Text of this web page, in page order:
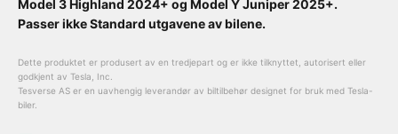
Model 3 Highland 2024+ og Model Y Juniper 2025+.
Passer ikke Standard utgavene av bilene.
Dette produktet er produsert av en tredjepart og er ikke tilknyttet, autorisert eller
godkjent av Tesla, Inc.
Tesverse AS er en uavhengig leverandør av biltilbehør designet for bruk med Tesla-
biler.